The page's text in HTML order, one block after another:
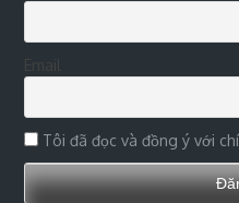
Tôi đã đọc và đồng ý với